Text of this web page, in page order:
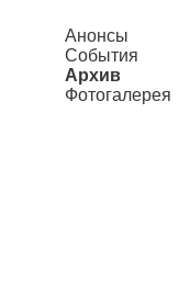
Анонсы
События
Архив
Фотогалерея